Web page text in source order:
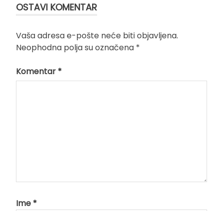
OSTAVI KOMENTAR
Vaša adresa e-pošte neće biti objavljena.
Neophodna polja su označena *
Komentar *
Ime *